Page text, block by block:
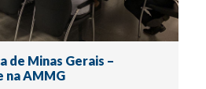
de Minas Gerais –
na AMMG